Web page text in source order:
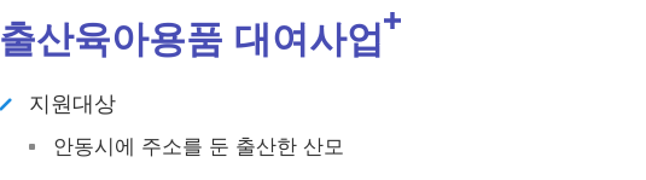
출산육아용품 대여사업
지원대상
안동시에 주소를 둔 출산한 산모